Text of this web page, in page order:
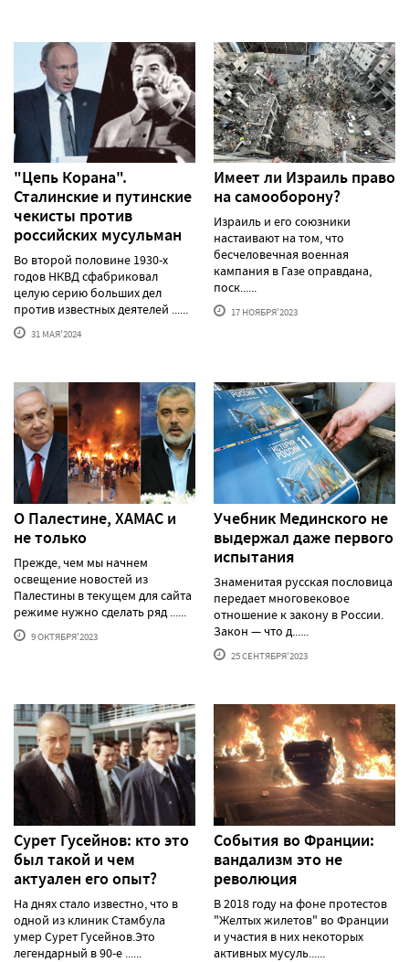
"Цепь Корана".
Сталинские и путинские
чекисты против
российских мусульман
Во второй половине 1930-х
годов НКВД сфабриковал
целую серию больших дел
против известных деятелей ......
31 МАЯ'2024
Имеет ли Израиль право
на самооборону?
Израиль и его союзники
настаивают на том, что
бесчеловечная военная
кампания в Газе оправдана,
поск......
17 НОЯБРЯ'2023
О Палестине, ХАМАС и
не только
Прежде, чем мы начнем
освещение новостей из
Палестины в текущем для сайта
режиме нужно сделать ряд ......
9 ОКТЯБРЯ'2023
Учебник Мединского не
выдержал даже первого
испытания
Знаменитая русская пословица
передает многовековое
отношение к закону в России.
Закон — что д......
25 СЕНТЯБРЯ'2023
Сурет Гусейнов: кто это
был такой и чем
актуален его опыт?
На днях стало известно, что в
одной из клиник Стамбула
умер Сурет Гусейнов.Это
легендарный в 90-е ......
События во Франции:
вандализм это не
революция
В 2018 году на фоне протестов
"Желтых жилетов" во Франции
и участия в них некоторых
активных мусуль......